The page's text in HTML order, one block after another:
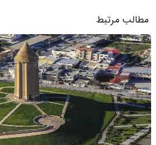
مطالب مرتبط